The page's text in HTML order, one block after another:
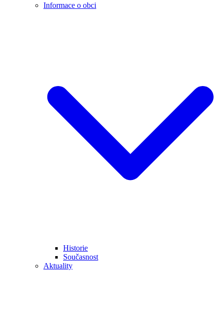
Informace o obci
Historie
Současnost
Aktuality